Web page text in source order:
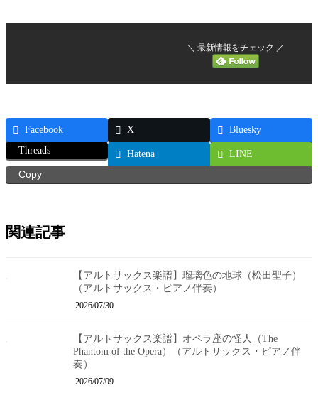
＼ 最新情報をチェック ／
Facebook X
Bluesky
Threads
Hatena
LINE
Copy
関連記事
【アルトサックス楽譜】瑠璃色の地球（松田聖子）
（アルトサックス・ピアノ伴奏）
2026/07/30
【アルトサックス楽譜】オペラ座の怪人（The
Phantom of the Opera）（アルトサックス・ピアノ伴
奏）
2026/07/09